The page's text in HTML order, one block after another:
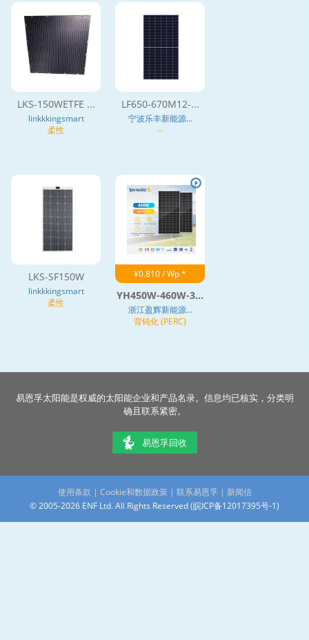
LKS-150WETFE ...
linkkkingsmart
柔性
LF650-670M12-...
宁波乐丰新能源...
--
LKS-SF150W
linkkkingsmart
柔性
¥0.810 / Wp *
YH450W-460W-3...
浙江盈辉新能源...
背钝化 (PERC)
易恩孚太阳能是权威的太阳能企业和产品名录。信息均已核实，分类明
确且联系紧密。
易恩孚回收
使用条款 | Cookie和数据政策| 联系易恩孚 | 新闻信
© 2005-2026 ENF Ltd. All Rights Reserved (皖ICP备12017395号-1)